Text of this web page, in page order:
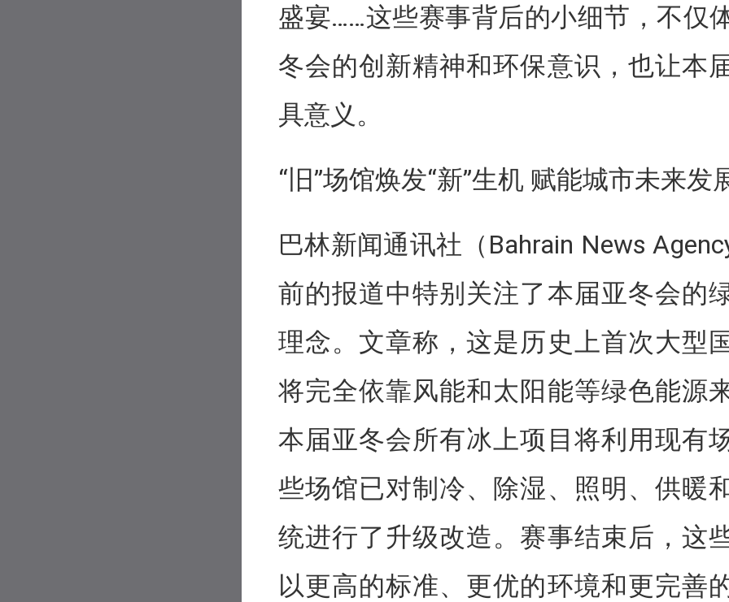
盛宴……这些赛事背后的小细节，不仅
冬会的创新精神和环保意识，也让本
具意义。
“旧”场馆焕发“新”生机 赋能城市未来发
巴林新闻通讯社（Bahrain News
前的报道中特别关注了本届亚冬会的
理念。文章称，这是历史上首次大型
将完全依靠风能和太阳能等绿色能源
本届亚冬会所有冰上项目将利用现有
些场馆已对制冷、除湿、照明、供暖
统进行了升级改造。赛事结束后，这
以更高的标准、更优的环境和更完善